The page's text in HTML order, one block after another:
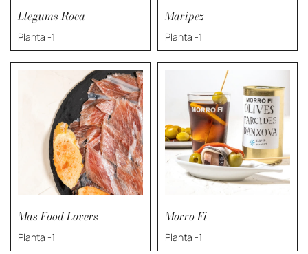
Llegums Roca
Planta -1
Maripez
Planta -1
Mas Food Lovers
Planta -1
Morro Fi
Planta -1